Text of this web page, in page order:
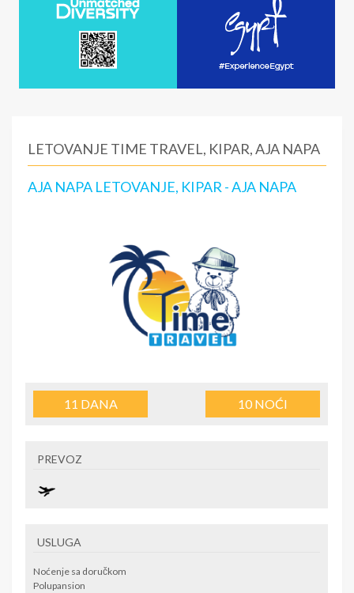
LETOVANJE TIME TRAVEL, KIPAR, AJA NAPA
AJA NAPA LETOVANJE, KIPAR - AJA NAPA
11 DANA 10NOĆI
PREVOZ
USLUGA
Noćenje sa doručkom
Polupansion